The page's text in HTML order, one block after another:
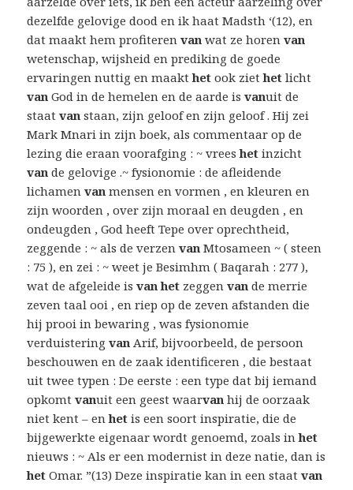
dezelfde gelovige dood en ik haat Madsth ‘(12), en
dat maakt hem profiterenvan wat ze horenvan
wetenschap, wijsheid en prediking de goede
ervaringen nuttig en maakthet ook ziethet licht
van God in de hemelen en de aarde isvanuit de
staatvan staan, zijn geloof en zijn geloof . Hij zei
Mark Mnari in zijn boek, als commentaar op de
lezing die eraan voorafging : ~ vreeshet inzicht
van de gelovige .~ fysionomie : de afleidende
lichamenvan mensen en vormen , en kleuren en
zijn woorden , over zijn moraal en deugden , en
ondeugden , God heeft Tepe over oprechtheid,
zeggende : ~ als de verzenvan Mtosameen ~ ( steen
: 75 ), en zei : ~ weet je Besimhm ( Baqarah : 277 ),
wat de afgeleide isvan het zeggenvan de merrie
zeven taal ooi , en riep op de zeven afstanden die
hij prooi in bewaring , was fysionomie
verduisteringvan Arif, bijvoorbeeld, de persoon
beschouwen en de zaak identificeren , die bestaat
uit twee typen : De eerste : een type dat bij iemand
opkomtvanuit een geest waarvan hij de oorzaak
niet kent – enhet is een soort inspiratie, die de
bijgewerkte eigenaar wordt genoemd, zoals inhet
nieuws : ~ Als er een modernist in deze natie, dan is
het Omar. ”(13) Deze inspiratie kan in een staatvan